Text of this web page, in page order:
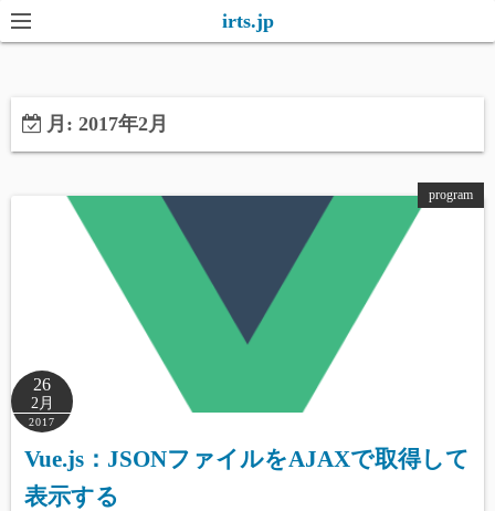
コ
ン
ン
へ
irts.jp
月: 2017年2月
program
26
2月
2017
Vue.js：JSONファイルをAJAXで取得して
表示する